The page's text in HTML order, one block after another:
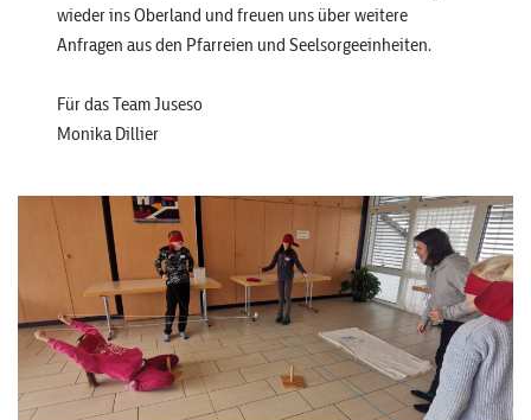
wieder ins Oberland und freuen uns über weitere
Anfragen aus den Pfarreien und Seelsorgeeinheiten.
Für das Team Juseso
Monika Dillier